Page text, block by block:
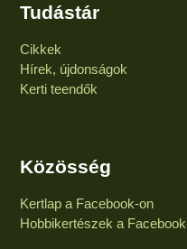
Tudástár
Cikkek
Hírek, újdonságok
Kerti teendők
Közösség
Kertlap a Facebook-on
Hobbikertészek a